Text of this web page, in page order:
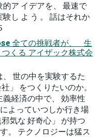
ア イデアを、 最速で
し よ う 。 話はそれか
全ての挑戦者が、 生
くる アイザック株式会
世の中を実験するた
」 をつくりたいのか。
経済の中で、 効率性
よっていつしか行き場
気な 好奇心」 が持つ
。 テクノロジーは猛ス